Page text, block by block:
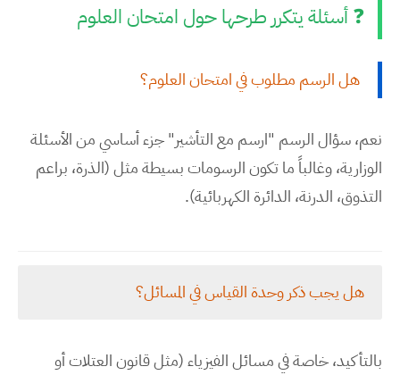
❓ أسئلة يتكرر طرحها حول امتحان العلوم
هل الرسم مطلوب في امتحان العلوم؟
نعم، سؤال الرسم "ارسم مع التأشير" جزء أساسي من الأسئلة
الوزارية، وغالباً ما تكون الرسومات بسيطة مثل (الذرة، براعم
التذوق، الدرنة، الدائرة الكهربائية).
هل يجب ذكر وحدة القياس في المسائل؟
بالتأكيد، خاصة في مسائل الفيزياء (مثل قانون العتلات أو